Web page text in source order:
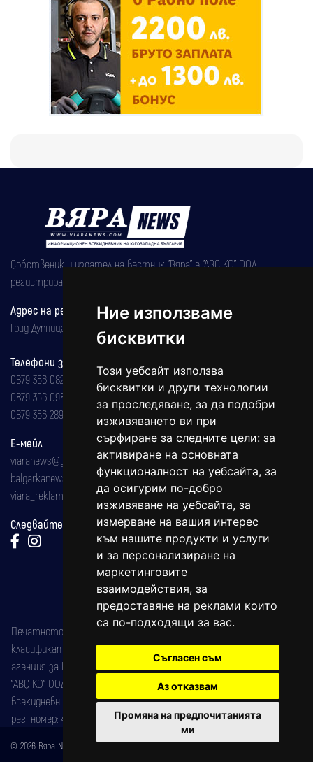
Ние използваме
бисквитки
Този уебсайт използва
бисквитки и други технологии
за проследяване, за да подобри
изживяването ви при
сърфиране за следните цели: за
активиране на основната
функционалност на уебсайта, за
да осигурим по-добро
изживяване на уебсайта, за
измерване на вашия интерес
към нашите продукти и услуги
и за персонализиране на
маркетинговите
взаимодействия, за
предоставяне на реклами които
са по-подходящи за вас.
Съгласен съм
Аз отказвам
Промяна на предпочитанията
ми
Собственик и издател на вестник "Вяра" е "АВС КО" ООД,
регистрирана на 08.05.2002 година.
Адрес на редакцията
Град Дупница, ул.''Христо Ботев" 43
Телефони за реклама и абонаменти
0879 356 082
0879 356 098
0879 356 289
Е-мейл
viaranews@gmail.com
balgarkanews@gmail.com
viara_reklama@mail.bg
Следвайте ни:
Печатното издание на вестника е регистрирано в националния
класификатор на печатните издания (Българска национална
агенция за ISSN) под номер: ISSN 1312-4722.
"АВС КО" ООД е притежател на марката: Вяра информационен
всекидневник на югозападна България, със свидетелство за марка
рег. номер: 47857/11.05.2004 година.
© 2026 Вяра News Всички права запазени!